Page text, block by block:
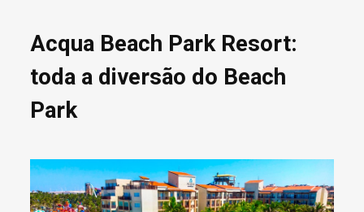
Acqua Beach Park Resort:
toda a diversão do Beach
Park